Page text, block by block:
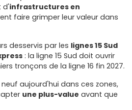
d'infrastructures en
faire grimper leur valeur dans
desservis par les lignes 15 Sud
: la ligne 15 Sud doit ouvrir
tronçons de la ligne 16 fin 2027.
aujourd'hui dans ces zones,
une plus-value avant que